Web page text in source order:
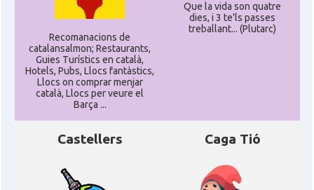
Recomanacions de
catalansalmon; Restaurants,
Guies Turístics en català,
Hotels, Pubs, Llocs fantàstics,
Llocs on comprar menjar
català, Llocs per veure el
Barça ...
Que la vida son quatre
dies, i 3 te'ls passes
treballant... (Plutarc)
Castellers Caga Tió